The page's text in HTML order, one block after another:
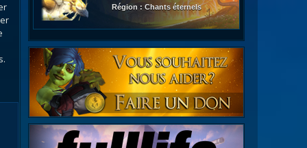
Région : Chants éternels